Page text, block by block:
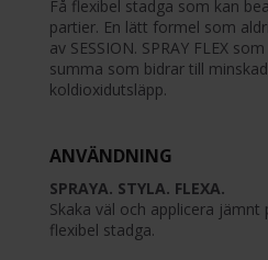
Få flexibel stadga som kan
partier. En lätt formel som
av SESSION. SPRAY FLEX
summa som bidrar till
koldioxidutsläpp.
ANVÄNDNING
SPRAYA. STYLA. FLEXA.
Skaka väl och applicera
flexibel stadga.